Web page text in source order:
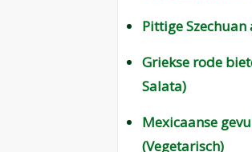
Pittige
Griekse rode
Salata)
Mexicaanse
(Vegetarisch)